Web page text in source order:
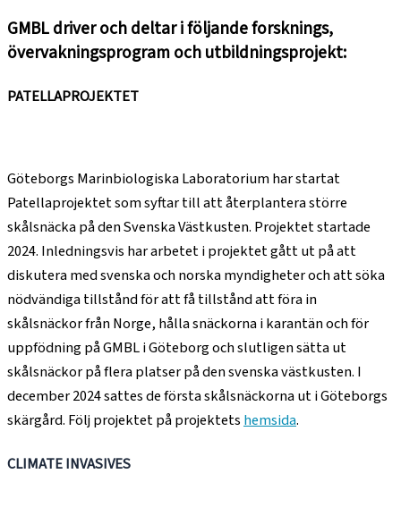
GMBL driver och deltar i följande forsknings,
övervakningsprogram och utbildningsprojekt:
PATELLAPROJEKTET
Göteborgs Marinbiologiska Laboratorium har startat
Patellaprojektet som syftar till att återplantera större
skålsnäcka på den Svenska Västkusten. Projektet startade
2024. Inledningsvis har arbetet i projektet gått ut på att
diskutera med svenska och norska myndigheter och att söka
nödvändiga tillstånd för att få tillstånd att föra in
skålsnäckor från Norge, hålla snäckorna i karantän och för
uppfödning på GMBL i Göteborg och slutligen sätta ut
skålsnäckor på flera platser på den svenska västkusten. I
december 2024 sattes de första skålsnäckorna ut i Göteborgs
skärgård. Följ projektet på projektetshemsida.
CLIMATE INVASIVES